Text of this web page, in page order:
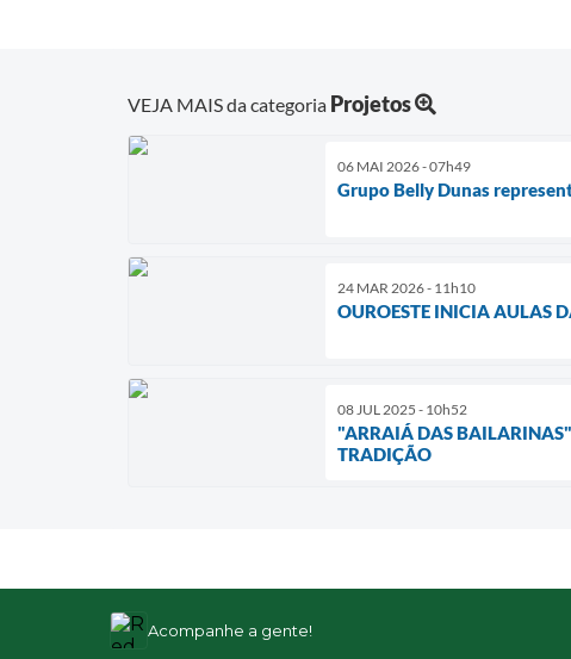
VEJA MAIS da categoria Projetos
06 MAI 2026 - 07h49
Grupo Belly Dunas
24 MAR 2026 - 11h10
OUROESTE INICIA AULAS
08 JUL 2025 - 10h52
"ARRAIÁ DAS
TRADIÇÃO
Acompanhe a gente!